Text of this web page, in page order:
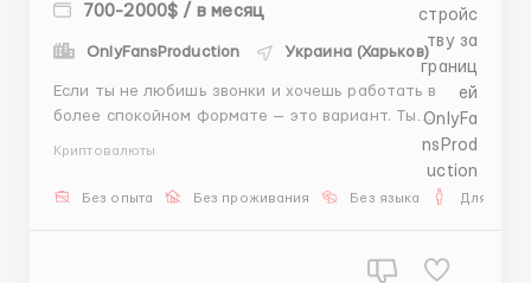
700-2000$ / в месяц
OnlyFansProduction Украина (Харьков)
Если ты не любишь звонки и хочешь работать в
более спокойном формате — это вариант. Ты
работаешь только в тексте. Никто не требует
говорить по телефону, никого не нужно “продавать
голосом”. Всё через переписку. Но важно понимать:
Криптовалюты
Без опыта Без проживания Без языка Для